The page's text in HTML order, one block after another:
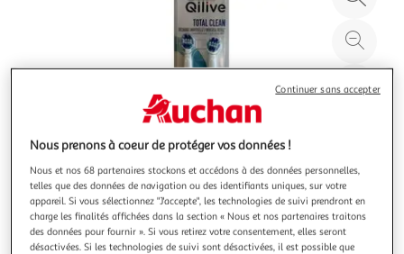
à
Nous prenons à coeur de protéger vos données !
Nous et nos 68 partenaires stockons et accédons à des données personnelles,
telles que des données de navigation ou des identifiants uniques, sur votre
appareil. Si vous sélectionnez "J'accepte", les technologies de suivi prendront en
charge les finalités affichées dans la section « Nous et nos partenaires traitons
des données pour fournir ». Si vous retirez votre consentement, elles seront
désactivées. Si les technologies de suivi sont désactivées, il est possible que
Continuer sans accepter